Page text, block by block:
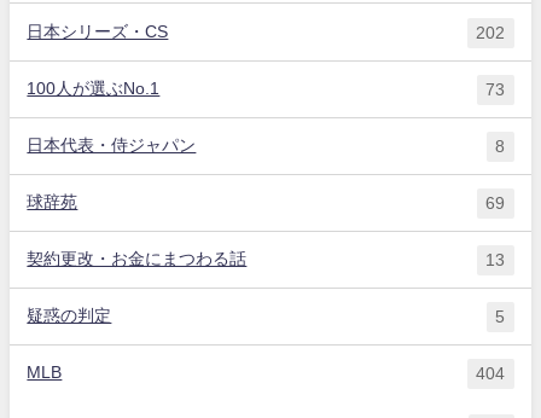
日本シリーズ・CS 202
100人が選ぶNo.1 73
日本代表・侍ジャパン 8
球辞苑 69
契約更改・お金にまつわる話 13
疑惑の判定 5
MLB 404